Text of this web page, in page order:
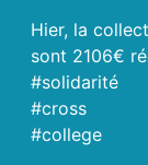
Hier, la
sont 2106€
#solidarité
#cross
#college